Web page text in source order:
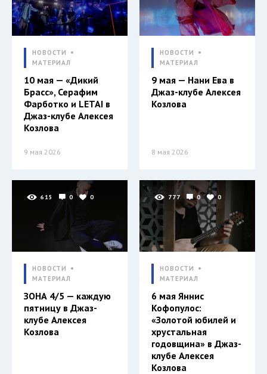
НОВОСТИ
МАТЕРИАЛ
10 мая — «Дикий
Брасс», Серафим
Фарботко и LETAI в
Джаз-клубе Алексея
Козлова
9 мая 2026
НОВОСТИ
МАТЕРИАЛ
9 мая — Нани Ева в
Джаз-клубе Алексея
Козлова
8 мая 2026
615 0 0
НОВОСТИ
МАТЕРИАЛ
ЗОНА 4/5 — каждую
пятницу в Джаз-
клубе Алексея
Козлова
777 0 0
НОВОСТИ
МАТЕРИАЛ
6 мая Яннис
Кофопулос:
«Золотой юбилей и
хрустальная
годовщина» в Джаз-
клубе Алексея
Козлова